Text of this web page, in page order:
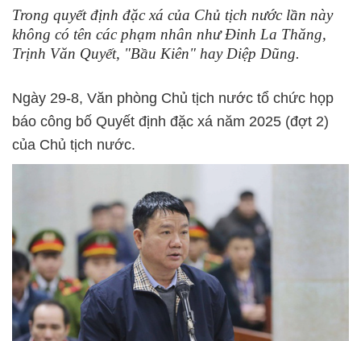
Trong quyết định đặc xá của Chủ tịch nước lần này
không có tên các phạm nhân như Đinh La Thăng,
Trịnh Văn Quyết, "Bầu Kiên" hay Diệp Dũng.
Ngày 29-8, Văn phòng Chủ tịch nước tổ chức họp
báo công bố Quyết định đặc xá năm 2025 (đợt 2)
của Chủ tịch nước.